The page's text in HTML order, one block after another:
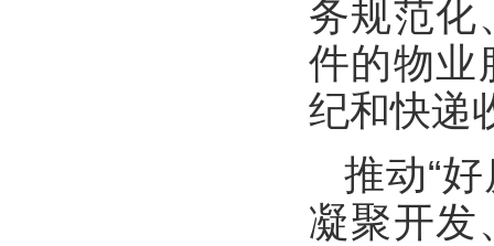
务规范化
件的物业
纪和快递
推动“
凝聚开发